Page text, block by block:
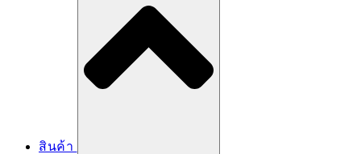
สินค้า